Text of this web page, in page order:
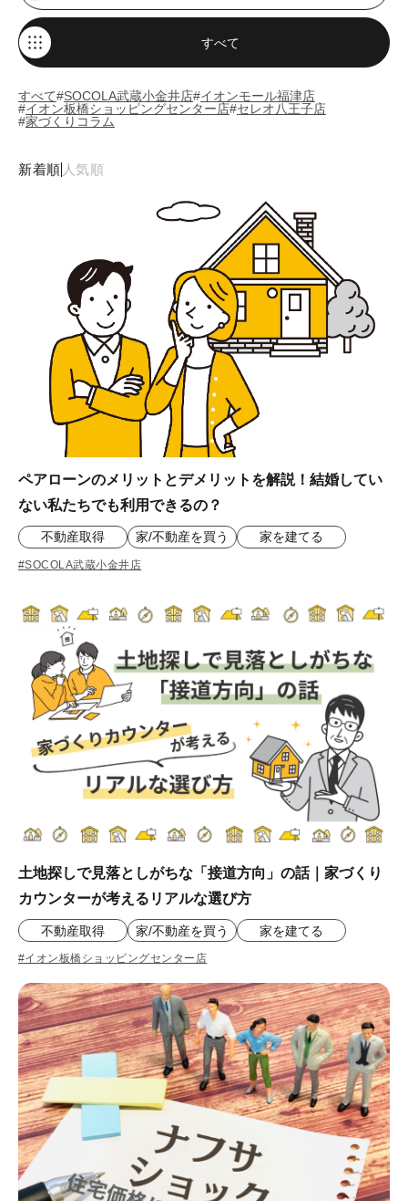
すべて
すべて SOCOLA武蔵小金井店 イオンモール福津店
イオン板橋ショッピングセンター店 セレオ八王子店
家づくりコラム
新着順 人気順
ペアローンのメリットとデメリットを解説！結婚してい
ない私たちでも利用できるの？
不動産取得 家/不動産を買う 家を建てる
#SOCOLA武蔵小金井店
土地探しで見落としがちな「接道方向」の話｜家づくり
カウンターが考えるリアルな選び方
不動産取得 家/不動産を買う 家を建てる
#イオン板橋ショッピングセンター店